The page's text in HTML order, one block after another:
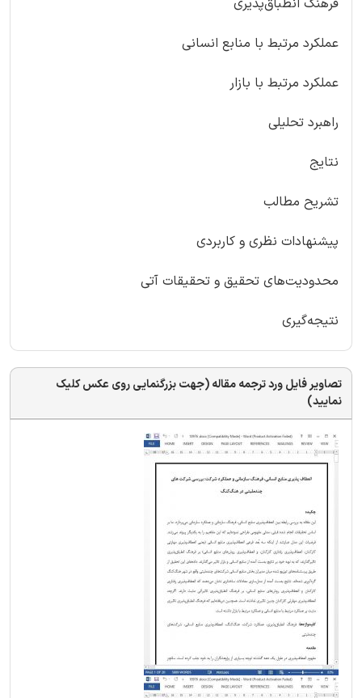
فرهنگ انطباق‌پذیری
عملکرد مرتبط با منابع انسانی
عملکرد مرتبط با بازار
راهبرد تحلیلی
نتایج
تشریح مطالب
پیشنهادات نظری و کاربردی
محدودیت‌های تحقیق و تحقیقات آتی
نتیجه‌گیری
تصاویر فایل ورد ترجمه مقاله (جهت بزرگنمایی روی عکس کلیک
نمایید)